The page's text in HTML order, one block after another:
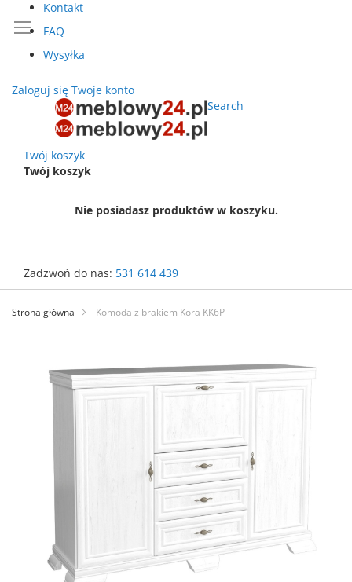
Kontakt
FAQ
Wysyłka
Zaloguj się Twoje konto
Search
Twój koszyk
Twój koszyk
Nie posiadasz produktów w koszyku.
Zadzwoń do nas: 531 614 439
Przejdź
treści
Strona główna Komoda z brakiem Kora KK6P